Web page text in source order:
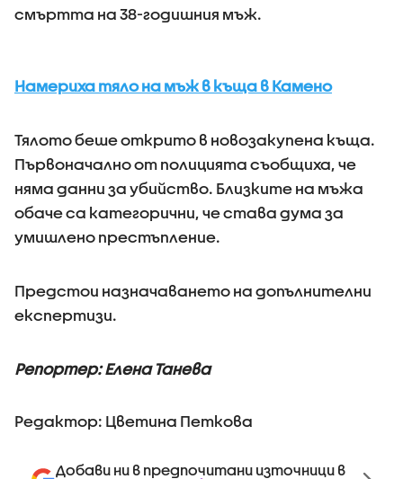
смъртта на 38-годишния мъж.
Намериха тяло на мъж в къща в Камено
Тялото беше открито в новозакупена къща.
Първоначално от полицията съобщиха, че
няма данни за убийство. Близките на мъжа
обаче са категорични, че става дума за
умишлено престъпление.
Предстои назначаването на допълнителни
експертизи.
Репортер: Елена Танева
Редактор: Цветина Петкова
Добави ни в предпочитани източници в